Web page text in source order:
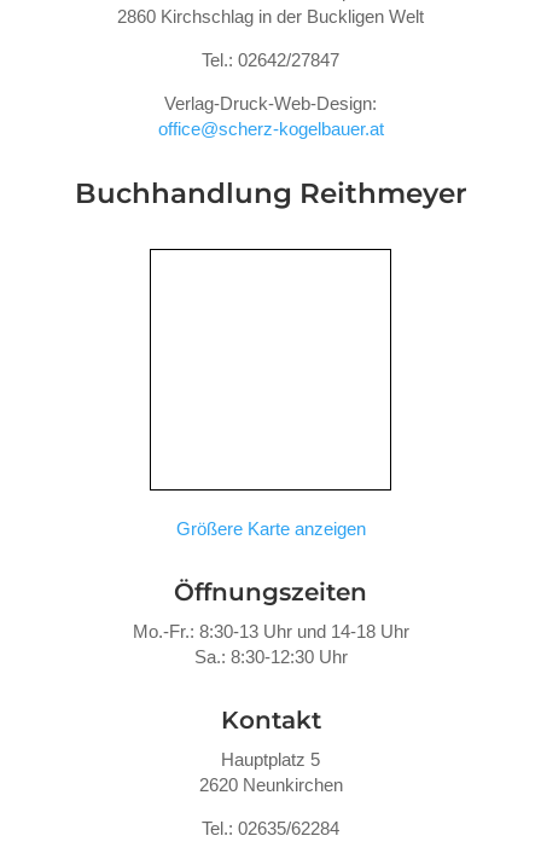
2860 Kirchschlag in der Buckligen Welt
Tel.: 02642/27847
Verlag-Druck-Web-Design:
office@scherz-kogelbauer.at
Buchhandlung Reithmeyer
Größere Karte anzeigen
Öffnungszeiten
Mo.-Fr.: 8:30-13 Uhr und 14-18 Uhr
Sa.: 8:30-12:30 Uhr
Kontakt
Hauptplatz 5
2620 Neunkirchen
Tel.: 02635/62284